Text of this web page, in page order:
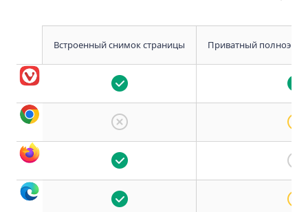
Встроенный снимок страницы Приватный